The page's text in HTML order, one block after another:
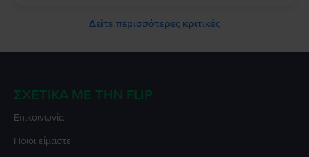
Δείτε περισσότερες κριτικές
ΣΧΕΤΙΚΆ ΜΕ ΤΗΝ FLIP
Επικοινωνία
Ποιοι είμαστε